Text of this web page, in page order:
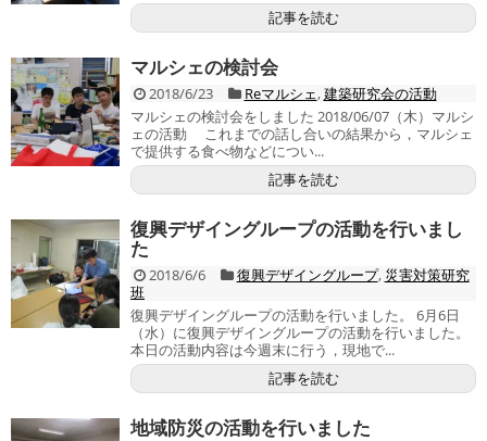
記事を読む
マルシェの検討会
2018/6/23 Reマルシェ,建築研究会の活動
マルシェの検討会をしました 2018/06/07（木）マルシ
ェの活動 これまでの話し合いの結果から，マルシェ
で提供する食べ物などについ...
記事を読む
復興デザイングループの活動を行いまし
た
2018/6/6 復興デザイングループ, 災害対策研究
班
復興デザイングループの活動を行いました。 6月6日
（水）に復興デザイングループの活動を行いました。
本日の活動内容は今週末に行う，現地で...
記事を読む
地域防災の活動を行いました